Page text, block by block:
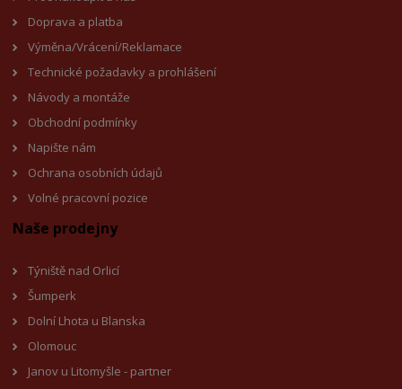
Doprava a platba
Výměna/Vrácení/Reklamace
Technické požadavky a prohlášení
Návody a montáže
Obchodní podmínky
Napište nám
Ochrana osobních údajů
Volné pracovní pozice
Naše prodejny
Týniště nad Orlicí
Šumperk
Dolní Lhota u Blanska
Olomouc
Janov u Litomyšle - partner